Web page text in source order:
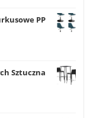
PP
Sztuczna